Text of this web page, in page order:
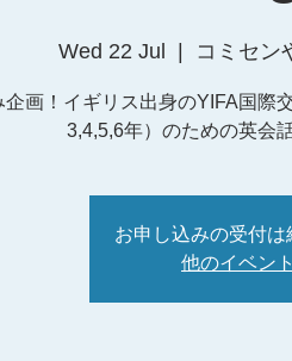
Wed 22 Jul コミセン
企画！イギリス出身のYIFA国際
3,4,5,6年）のための英会
お申し込みの受付は
他のイベン